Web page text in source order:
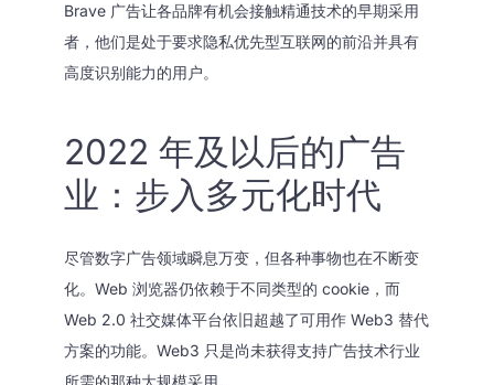
Brave 广告让各品牌有机会接触精通技术的早期采用
者，他们是处于要求隐私优先型互联网的前沿并具有
高度识别能力的用户。
2022 年及以后的广告
业：步入多元化时代
尽管数字广告领域瞬息万变，但各种事物也在不断变
化。Web 浏览器仍依赖于不同类型的 cookie，而
Web 2.0 社交媒体平台依旧超越了可用作 Web3 替代
方案的功能。Web3 只是尚未获得支持广告技术行业
所需的那种大规模采用。